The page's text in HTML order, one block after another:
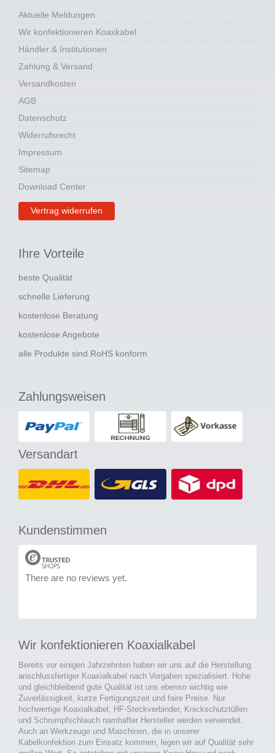
Aktuelle Meldungen
Wir konfektionieren Koaxkabel
Händler & Institutionen
Zahlung & Versand
Versandkosten
AGB
Datenschutz
Widerrufsrecht
Impressum
Sitemap
Download Center
Vertrag widerrufen
Ihre Vorteile
beste Qualität
schnelle Lieferung
kostenlose Beratung
kostenlose Angebote
alle Produkte sind RoHS konform
Zahlungsweisen
Versandart
Kundenstimmen
There are no reviews yet.
Wir konfektionieren Koaxialkabel
Bereits vor einigen Jahrzehnten haben wir uns auf die Herstellung
anschlussfertiger Koaxialkabel nach Vorgaben spezialisiert. Hohe
und gleichbleibend gute Qualität ist uns ebenso wichtig wie
Zuverlässigkeit, kurze Fertigungszeit und faire Preise. Nur
hochwertige Koaxialkabel, HF-Steckverbinder, Knickschutztüllen
und Schrumpfschlauch namhafter Hersteller werden verwendet.
Auch an Werkzeuge und Maschinen, die in unserer
Kabelkonfektion zum Einsatz kommen, legen wir auf Qualität sehr